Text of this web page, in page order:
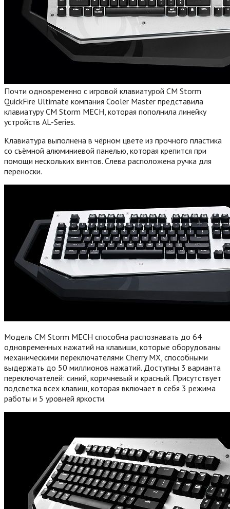
Почти одновременно с игровой клавиатурой CM Storm
QuickFire Ultimate компания Cooler Master представила
клавиатуру CM Storm MECH, которая пополнила линейку
устройств AL-Series.
Клавиатура выполнена в чёрном цвете из прочного пластика
со съёмной алюминиевой панелью, которая крепится при
помощи нескольких винтов. Слева расположена ручка для
переноски.
Модель CM Storm MECH способна распознавать до 64
одновременных нажатий на клавиши, которые оборудованы
механическими переключателями Cherry MX, способными
выдержать до 50 миллионов нажатий. Доступны 3 варианта
переключателей: синий, коричневый и красный. Присутствует
подсветка всех клавиш, которая включает в себя 3 режима
работы и 5 уровней яркости.